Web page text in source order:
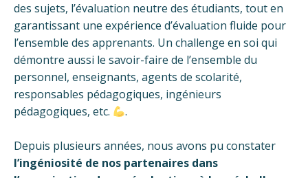
des sujets, l’évaluation neutre des étudiants, tout en
garantissant une expérience d’évaluation fluide pour
l’ensemble des apprenants. Un challenge en soi qui
démontre aussi le savoir-faire de l’ensemble du
personnel, enseignants, agents de scolarité,
responsables pédagogiques, ingénieurs
pédagogiques, etc.
.
Depuis plusieurs années, nous avons pu constater
l’ingéniosité de nos partenaires dans